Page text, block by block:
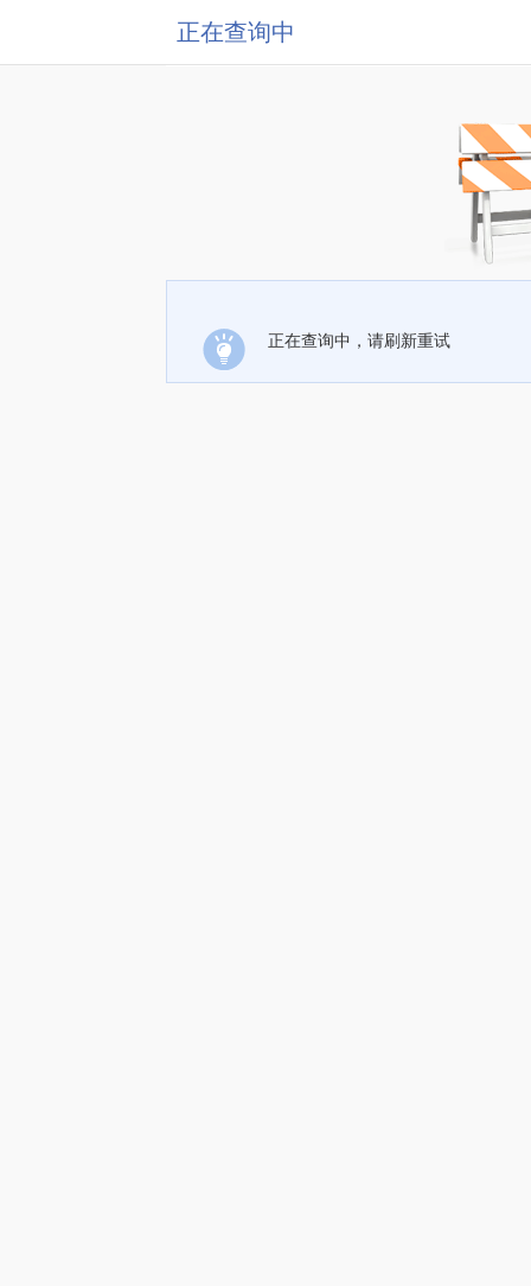
正在查询中
正在查询中，请刷新重试